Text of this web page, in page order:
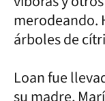
merodeando.
árboles de
Loan fue